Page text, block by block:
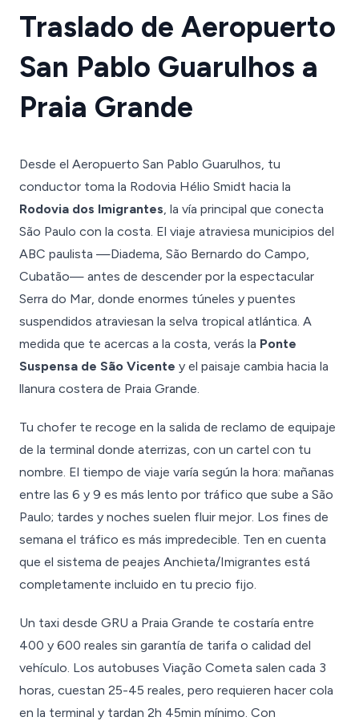
Traslado de Aeropuerto
San Pablo Guarulhos a
Praia Grande
Desde el Aeropuerto San Pablo Guarulhos, tu
conductor toma la Rodovia Hélio Smidt hacia la
Rodovia dos Imigrantes, la vía principal que conecta
São Paulo con la costa. El viaje atraviesa municipios del
ABC paulista —Diadema, São Bernardo do Campo,
Cubatão— antes de descender por la espectacular
Serra do Mar, donde enormes túneles y puentes
suspendidos atraviesan la selva tropical atlántica. A
medida que te acercas a la costa, verás la Ponte
Suspensa de São Vicente y el paisaje cambia hacia la
llanura costera de Praia Grande.
Tu chofer te recoge en la salida de reclamo de equipaje
de la terminal donde aterrizas, con un cartel con tu
nombre. El tiempo de viaje varía según la hora: mañanas
entre las 6 y 9 es más lento por tráfico que sube a São
Paulo; tardes y noches suelen fluir mejor. Los fines de
semana el tráfico es más impredecible. Ten en cuenta
que el sistema de peajes Anchieta/Imigrantes está
completamente incluido en tu precio fijo.
Un taxi desde GRU a Praia Grande te costaría entre
400 y 600 reales sin garantía de tarifa o calidad del
vehículo. Los autobuses Viação Cometa salen cada 3
horas, cuestan 25-45 reales, pero requieren hacer cola
en la terminal y tardan 2h 45min mínimo. Con